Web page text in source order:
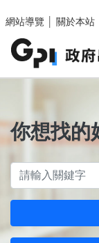
網站導覽
關於本站
你想找的